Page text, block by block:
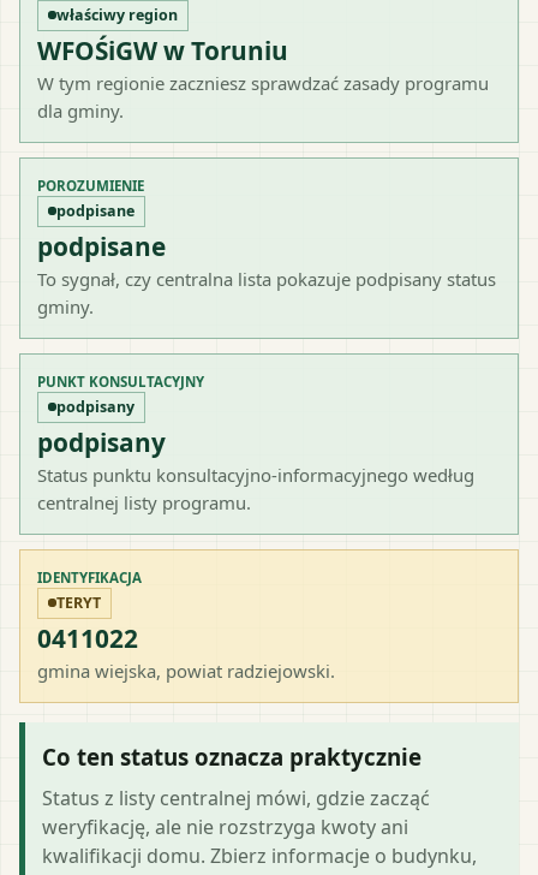
właściwy region
WFOŚiGW w Toruniu
W tym regionie zaczniesz sprawdzać zasady programu
dla gminy.
POROZUMIENIE
podpisane
podpisane
To sygnał, czy centralna lista pokazuje podpisany status
gminy.
PUNKT KONSULTACYJNY
podpisany
podpisany
Status punktu konsultacyjno-informacyjnego według
centralnej listy programu.
IDENTYFIKACJA
TERYT
0411022
gmina wiejska, powiat radziejowski.
Co ten status oznacza praktycznie
Status z listy centralnej mówi, gdzie zacząć
weryfikację, ale nie rozstrzyga kwoty ani
kwalifikacji domu. Zbierz informacje o budynku,